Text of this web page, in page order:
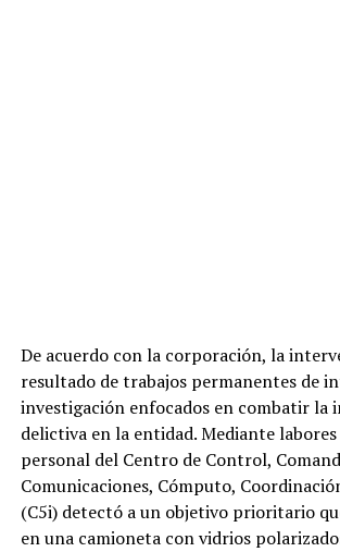
De acuerdo con la corporación, la
resultado de trabajos permanentes de
investigación enfocados en combatir la
delictiva en la entidad. Mediante labores
personal del Centro de Control,
Comunicaciones, Cómputo,
(C5i) detectó a un objetivo prioritario
en una camioneta con vidrios